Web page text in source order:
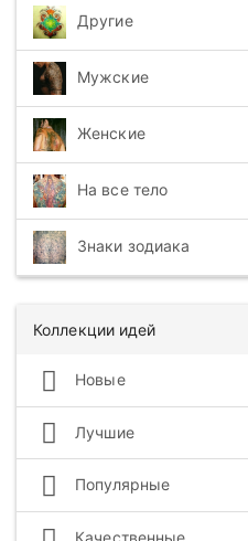
Другие
Мужские
Женские
На все тело
Знаки зодиака
Коллекции идей
Новые
Лучшие
Популярные
Качественные